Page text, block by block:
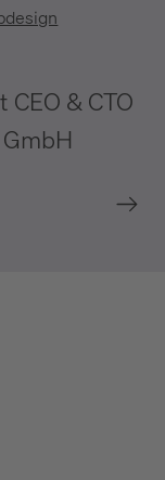
& CTO